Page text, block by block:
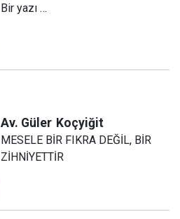
Bir yazı …
Av. Güler Koçyiğit
MESELE BİR FIKRA DEĞİL, BİR
ZİHNİYETTİR